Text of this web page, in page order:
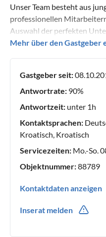
Unser Team besteht aus
professionellen
Auswahl der perfekten
Freunde zu helfen, und sich
Mehr über den Gastgeber
Gastgeber seit:
Antwortrate: 90%
Antwortzeit: unter 1h
Kontaktsprachen:
Kroatisch, Kroatisch
Servicezeiten: Mo.-So.
Objektnummer:88789
Kontaktdaten anzeigen
Inserat melden